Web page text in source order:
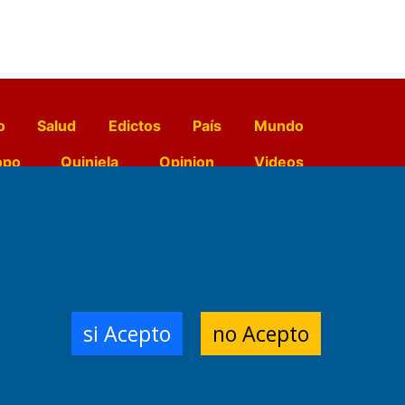
Salud Edictos País
Mundo
Quiniela Opinion
Videos
Impresora:
si Acepto no Acepto